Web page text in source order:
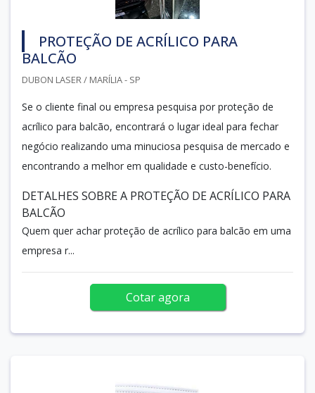
PROTEÇÃO DE ACRÍLICO PARA
BALCÃO
DUBON LASER / MARÍLIA - SP
Se o cliente final ou empresa pesquisa por proteção de
acrílico para balcão, encontrará o lugar ideal para fechar
negócio realizando uma minuciosa pesquisa de mercado e
encontrando a melhor em qualidade e custo-benefício.
DETALHES SOBRE A PROTEÇÃO DE ACRÍLICO PARA
BALCÃO
Quem quer achar proteção de acrílico para balcão em uma
empresa r...
Cotar agora